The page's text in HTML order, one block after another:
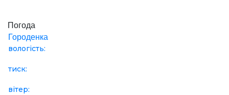
Погода
Городенка
вологість:
тиск:
вітер: